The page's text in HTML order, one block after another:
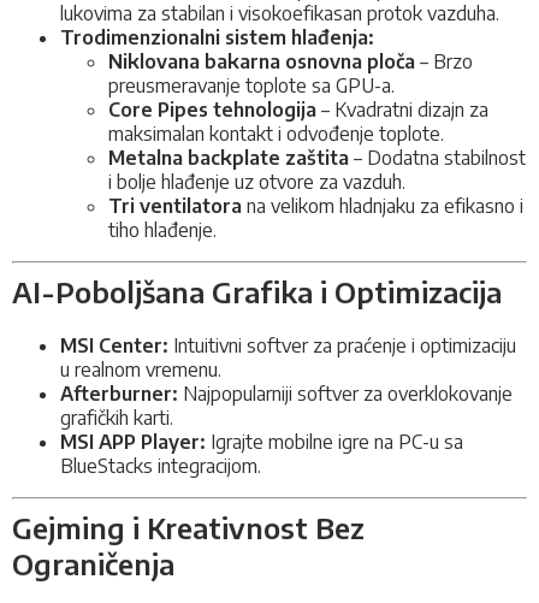
lukovima za stabilan i visokoefikasan protok vazduha.
Trodimenzionalni sistem hlađenja:
Niklovana bakarna osnovna ploča – Brzo
preusmeravanje toplote sa GPU-a.
Core Pipes tehnologija – Kvadratni dizajn za
maksimalan kontakt i odvođenje toplote.
Metalna backplate zaštita – Dodatna stabilnost
i bolje hlađenje uz otvore za vazduh.
Tri ventilatora na velikom hladnjaku za efikasno i
tiho hlađenje.
AI-Poboljšana Grafika i Optimizacija
MSI Center: Intuitivni softver za praćenje i optimizaciju
u realnom vremenu.
Afterburner: Najpopularniji softver za overklokovanje
grafičkih karti.
MSI APP Player: Igrajte mobilne igre na PC-u sa
BlueStacks integracijom.
Gejming i Kreativnost Bez
Ograničenja